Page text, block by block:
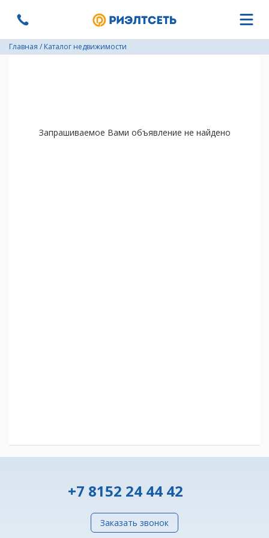
Главная / Каталог недвижимости
Запрашиваемое Вами объявление не найдено
+7 8152 24 44 42
Заказать звонок